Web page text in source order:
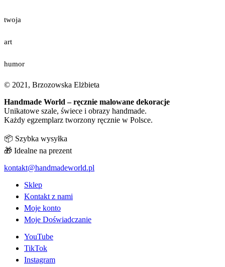
twoja
art
humor
© 2021, Brzozowska Elżbieta
Handmade World – ręcznie malowane dekoracje
Unikatowe szale, świece i obrazy handmade.
Każdy egzemplarz tworzony ręcznie w Polsce.
📦 Szybka wysyłka
🎁 Idealne na prezent
kontakt@handmadeworld.pl
Sklep
Kontakt z nami
Moje konto
Moje Doświadczanie
YouTube
TikTok
Instagram